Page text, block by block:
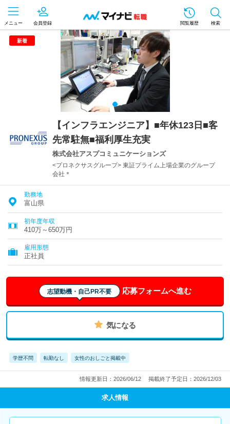
メニュー 会員登録 閲覧履歴 検索
新着
【インフラエンジニア】■年休123日■客
先常駐無■福利厚生充実
株式会社アスプコミュニケーションズ
<プロネクサスグループ> 東証プライム上場企業のグループ
会社＊
勤務地
富山県
初年度年収
410万～650万円
雇用形態
正社員
志望動機・自己PR不要 応募フォームへ進む
気になる
学歴不問 転勤なし 女性のおしごと掲載中
情報更新日：2026/06/12 掲載終了予定日：2026/12/03
求人情報